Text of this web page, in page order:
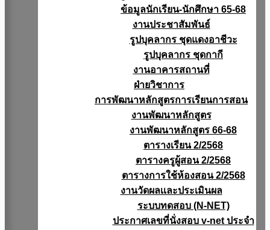
ข้อมูลนักเรียน-นักศึกษา 65-68
งานประชาสัมพันธ์
รูปบุคลากร ชุดแดงอาชีวะ
รูปบุคลากร ชุดกากี
งานอาคารสถานที่
ฝ่ายวิชาการ
การพัฒนาหลักสูตรการเรียนการสอน
งานพัฒนาหลักสูตร
งานพัฒนาหลักสูตร 66-68
ตารางเรียน 2/2568
ตารางครูผู้สอน 2/2568
ตารางการใช้ห้องสอน 2/2568
งานวัดผลเเละประเมินผล
ระบบทดสอบ (N-NET)
ประกาศเลขที่นั่งสอบ v-net ประจำ